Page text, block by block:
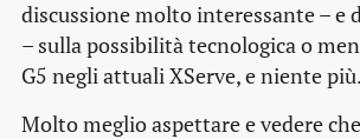
discussione molto interessante – e
– sulla possibilità tecnologica o
G5 negli attuali XServe, e niente più.
Molto meglio aspettare e vedere